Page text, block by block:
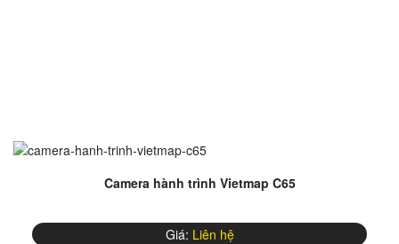
Camera hành trình Vietmap C65
Giá: Liên hệ